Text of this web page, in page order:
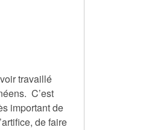
travaillé
C’est
important de
de faire